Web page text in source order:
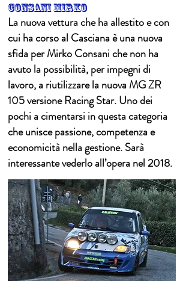
consani mirko
La nuova vettura che ha allestito e con
cui ha corso al Casciana è una nuova
sfida per Mirko Consani che non ha
avuto la possibilità, per impegni di
lavoro, a riutilizzare la nuova MG ZR
105 versione Racing Star. Uno dei
pochi a cimentarsi in questa categoria
che unisce passione, competenza e
economicità nella gestione. Sarà
interessante vederlo all’opera nel 2018.